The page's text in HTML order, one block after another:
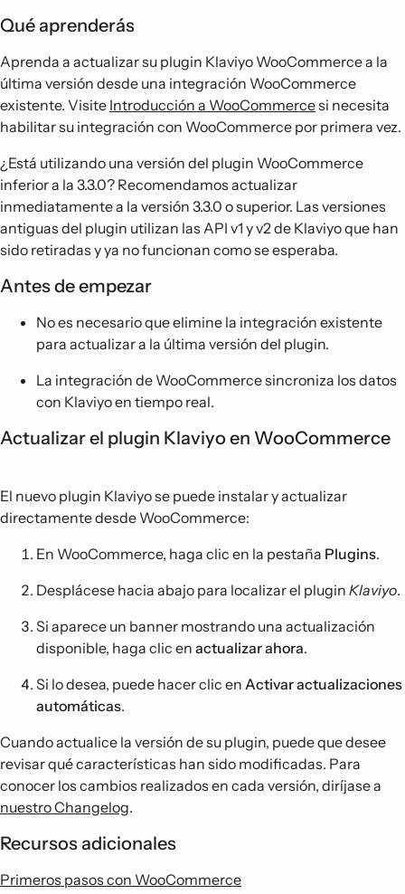
Qué aprenderás
Aprenda a actualizar su plugin Klaviyo WooCommerce a la
última versión desde una integración WooCommerce
existente. Visite Introducción a WooCommercesi necesita
habilitar su integración con WooCommerce por primera vez.
¿Está utilizando una versión del plugin WooCommerce
inferior a la 3.3.0? Recomendamos actualizar
inmediatamente a la versión 3.3.0 o superior. Las versiones
antiguas del plugin utilizan las API v1 y v2 de Klaviyo que han
sido retiradas y ya no funcionan como se esperaba.
Antes de empezar
No es necesario que elimine la integración existente
para actualizar a la última versión del plugin.
La integración de WooCommerce sincroniza los datos
con Klaviyo en tiempo real.
Actualizar el plugin Klaviyo en WooCommerce
El nuevo plugin Klaviyo se puede instalar y actualizar
directamente desde WooCommerce:
En WooCommerce, haga clic en la pestaña Plugins.
Desplácese hacia abajo para localizar el plugin Klaviyo.
Si aparece un banner mostrando una actualización
disponible, haga clic en actualizar ahora.
Si lo desea, puede hacer clic en Activar actualizaciones
automáticas.
Cuando actualice la versión de su plugin, puede que desee
revisar qué características han sido modificadas. Para
conocer los cambios realizados en cada versión, diríjase a
nuestro Changelog.
Recursos adicionales
Primeros pasos con WooCommerce